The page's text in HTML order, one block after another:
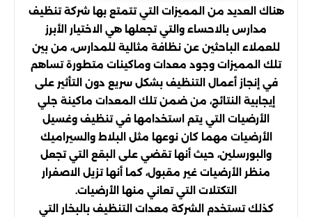
هناك العديد من المميزات التي تتمتع بها شركة تنظيف
مدارس بالاحساء والتي تجعلها هي الاختيار الأبرز
للعملاء الباحثين عن نظافة مثالية للمدارس، من بين
تلك المميزات وجود معدات وماكينات متطورة تساهم
في إنجاز أعمال التنظيف بشكل سريع دون التأثير على
إيجابية النتائج، من ضمن تلك المعدات ماكينة جلي
الأرضيات التي يتم استخدامها في تنظيف وغسيل
الأرضيات مهما كان نوعها مثل البلاط والسيراميك
والبورسلين، حيث أنها تقضي على البقع التي تجعل
منظر الأرضيات غير مقبول، كما أنها تزيل الاصفرار
التكتلات التي تعاني منها الأرضيات.
كذلك تستخدم الشركة معدات التنظيف بالبخار التي